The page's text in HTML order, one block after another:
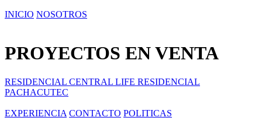
INICIO NOSOTROS
PROYECTOS EN VENTA
RESIDENCIAL CENTRAL LIFE RESIDENCIAL
PACHACUTEC
EXPERIENCIA CONTACTO POLITICAS